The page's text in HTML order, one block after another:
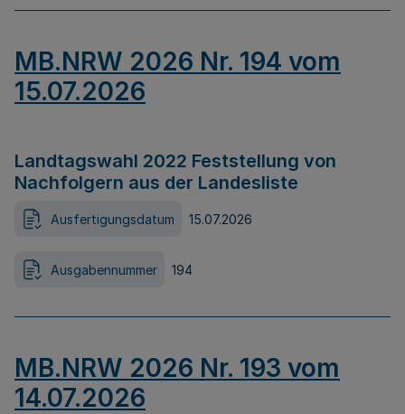
MB.NRW 2026 Nr. 194 vom
15.07.2026
Landtagswahl 2022 Feststellung von
Nachfolgern aus der Landesliste
Ausfertigungsdatum 15.07.2026
Ausgabennummer 194
MB.NRW 2026 Nr. 193 vom
14.07.2026